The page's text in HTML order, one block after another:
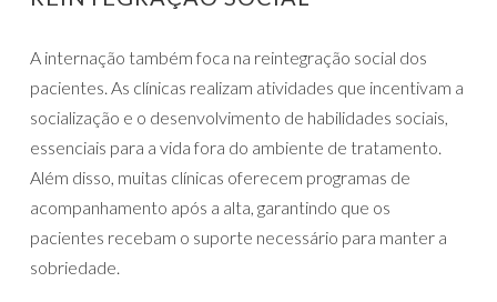
A internação também foca na reintegração social dos
pacientes. As clínicas realizam atividades que incentivam a
socialização e o desenvolvimento de habilidades sociais,
essenciais para a vida fora do ambiente de tratamento.
Além disso, muitas clínicas oferecem programas de
acompanhamento após a alta, garantindo que os
pacientes recebam o suporte necessário para manter a
sobriedade.